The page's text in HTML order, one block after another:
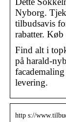
Nyborg.
tilbudsavis
rabatter.
Find alt i
på harald-
levering.
http s://